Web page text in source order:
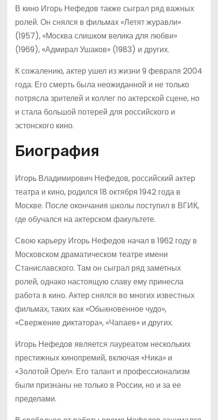
В кино Игорь Нефедов также сыграл ряд важных
ролей. Он снялся в фильмах «Летят журавли»
(1957), «Москва слишком велика для любви»
(1969), «Адмирал Ушаков» (1983) и других.
К сожалению, актер ушел из жизни 9 февраля 2004
года. Его смерть была неожиданной и не только
потрясла зрителей и коллег по актерской сцене, но
и стала большой потерей для российского и
эстонского кино.
Биография
Игорь Владимирович Нефедов, российский актер
театра и кино, родился 18 октября 1942 года в
Москве. После окончания школы поступил в ВГИК,
где обучался на актерском факультете.
Свою карьеру Игорь Нефедов начал в 1962 году в
Московском драматическом театре имени
Станиславского. Там он сыграл ряд заметных
ролей, однако настоящую славу ему принесла
работа в кино. Актер снялся во многих известных
фильмах, таких как «Обыкновенное чудо»,
«Свержение диктатора», «Чапаев» и других.
Игорь Нефедов является лауреатом нескольких
престижных кинопремий, включая «Ника» и
«Золотой Орел». Его талант и профессионализм
были признаны не только в России, но и за ее
пределами.